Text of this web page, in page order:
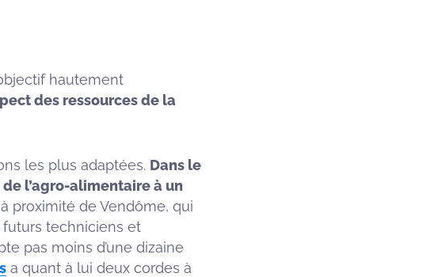
hautement
des ressources de la
les plus adaptées. Dans le
l’agro-alimentaire à un
à proximité de Vendôme, qui
futurs techniciens et
pas moins d’une dizaine
a quant à lui deux cordes à